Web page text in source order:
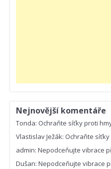
Nejnovější komentáře
Tonda: Ochraňte síťky proti
Vlastislav Ježák: Ochraňte
admin: Nepodceňujte vibrace
Dušan: Nepodceňujte vibrace